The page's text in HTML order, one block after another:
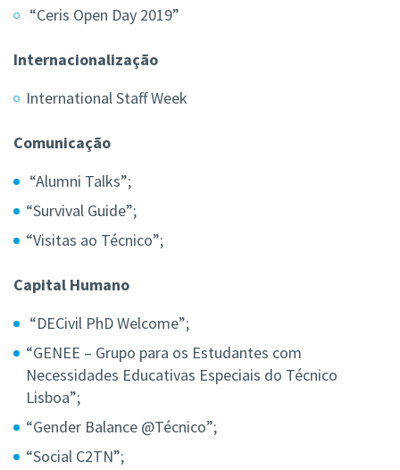
“Ceris Open Day 2019”
Internacionalização
International Staff Week
Comunicação
“Alumni Talks”;
“Survival Guide”;
“Visitas ao Técnico”;
Capital Humano
“DECivil PhD Welcome”;
“GENEE – Grupo para os Estudantes com
Necessidades Educativas Especiais do Técnico
Lisboa”;
“Gender Balance @Técnico”;
“Social C2TN”;